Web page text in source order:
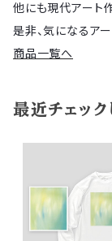
他にも現代アート
是非、気になるア
商品一覧へ
最近チェッ